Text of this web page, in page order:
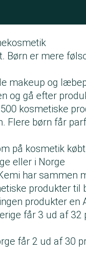
Børn er mere
makeup og
og gå efter
kosmetiske
Flere børn får
på kosmetik købt
eller i Norge
har sammen
produkter til
produkter en
får 3 ud af 32
får 2 ud af 30